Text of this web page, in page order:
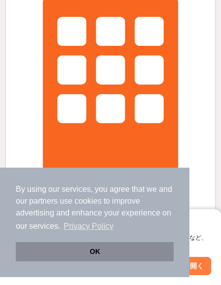
By using our services, you agree that we and
our partners use cookies to improve
advertising and enhance your experience on
our services.
Privacy Policy
OK
アプリに切り替えて、サクサクお部屋探し
会員登録なしですぐ使える。マップ検索やお気に入り保存など、
アプリを開く
安中榛名駅 歩
分 （北陸新幹線）
群馬八幡駅 歩55 分 （信越線）
安中駅 歩56分 （信越線）
3階建 / 19年5ヶ月 / 鉄筋コンクリート
絞り込み条件を変更